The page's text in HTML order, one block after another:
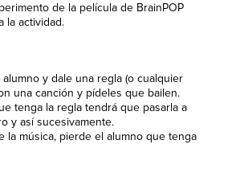
de la película de BrainPOP
la actividad.
alumno y dale una regla (o cualquier
una canción y pídeles que bailen.
tenga la regla tendrá que pasarla a
y así sucesivamente.
la música, pierde el alumno que tenga